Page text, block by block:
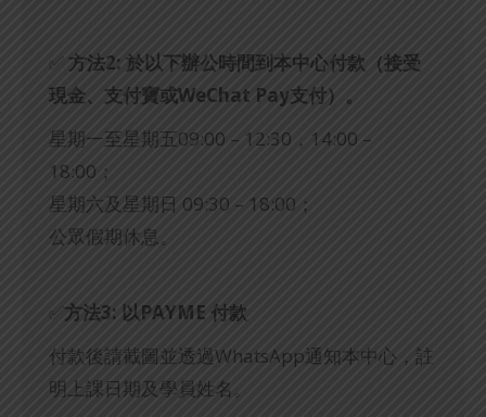
✅ 方法2: 於以下辦公時間到本中心付款（接受
現金、支付寶或WeChat Pay支付）。
星期一至星期五09:00 – 12:30，14:00 –
18:00；
星期六及星期日 09:30 – 18:00；
公眾假期休息。
✅ 方法3: 以PAYME 付款
付款後請截圖並透過WhatsApp通知本中心，註
明上課日期及學員姓名。